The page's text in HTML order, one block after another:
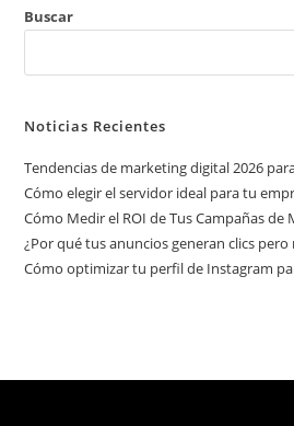
Buscar
Noticias Recientes
Tendencias de marketing digital 2026
Cómo elegir el servidor ideal para tu
Cómo Medir el ROI de Tus Campañas de
¿Por qué tus anuncios generan clics pero
Cómo optimizar tu perfil de Instagram